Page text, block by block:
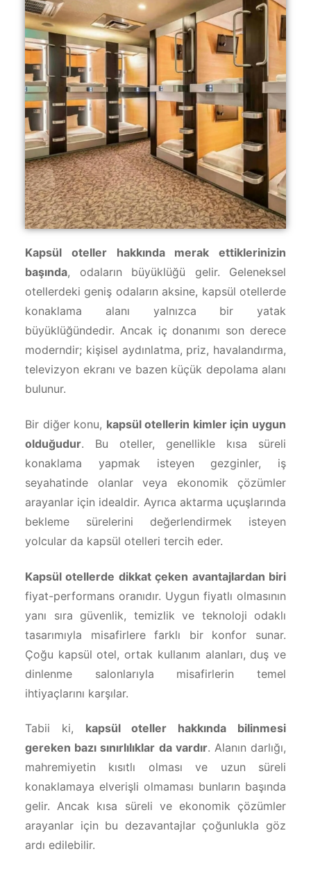
Kapsül oteller hakkında merak ettiklerinizin
başında, odaların büyüklüğü gelir. Geleneksel
otellerdeki geniş odaların aksine, kapsül otellerde
konaklama alanı yalnızca bir yatak
büyüklüğündedir. Ancak iç donanımı son derece
moderndir; kişisel aydınlatma, priz, havalandırma,
televizyon ekranı ve bazen küçük depolama alanı
bulunur.
Bir diğer konu, kapsül otellerin kimler için uygun
olduğudur. Bu oteller, genellikle kısa süreli
konaklama yapmak isteyen gezginler, iş
seyahatinde olanlar veya ekonomik çözümler
arayanlar için idealdir. Ayrıca aktarma uçuşlarında
bekleme sürelerini değerlendirmek isteyen
yolcular da kapsül otelleri tercih eder.
Kapsül otellerde dikkat çeken avantajlardan biri
fiyat-performans oranıdır. Uygun fiyatlı olmasının
yanı sıra güvenlik, temizlik ve teknoloji odaklı
tasarımıyla misafirlere farklı bir konfor sunar.
Çoğu kapsül otel, ortak kullanım alanları, duş ve
dinlenme salonlarıyla misafirlerin temel
ihtiyaçlarını karşılar.
Tabii ki, kapsül oteller hakkında bilinmesi
gereken bazı sınırlılıklar da vardır. Alanın darlığı,
mahremiyetin kısıtlı olması ve uzun süreli
konaklamaya elverişli olmaması bunların başında
gelir. Ancak kısa süreli ve ekonomik çözümler
arayanlar için bu dezavantajlar çoğunlukla göz
ardı edilebilir.